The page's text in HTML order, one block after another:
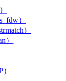
）
）
）